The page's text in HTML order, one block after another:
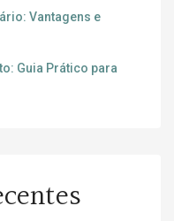
Vantagens e
Guia Prático para